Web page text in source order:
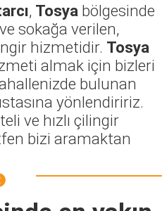
, Tosya bölgesinde
sokağa verilen,
hizmetidir. Tosya
almak için bizleri
bulunan
yönlendiririz.
ve hızlı çilingir
bizi aramaktan